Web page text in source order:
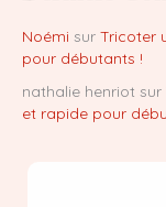
Noémi sur Tricoter
pour débutants !
nathalie henriot sur
et rapide pour